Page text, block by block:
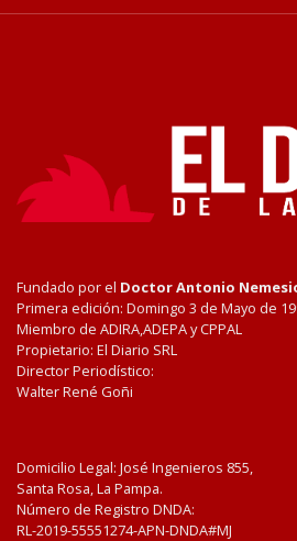
Fundado por el Doctor Antonio
Primera edición: Domingo 3 de Mayo de
Miembro de ADIRA,ADEPA y CPPAL
Propietario: El Diario SRL
Director Periodístico:
Walter René Goñi
Domicilio Legal: José Ingenieros 855,
Santa Rosa, La Pampa.
Número de Registro DNDA:
RL-2019-55551274-APN-DNDA#MJ